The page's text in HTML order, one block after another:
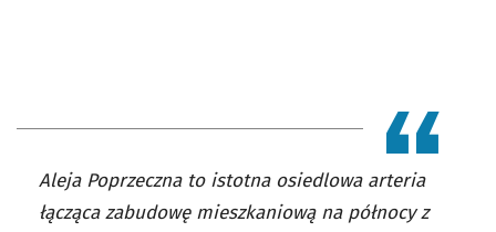
Aleja Poprzeczna to istotna osiedlowa arteria
łącząca zabudowę mieszkaniową na północy z